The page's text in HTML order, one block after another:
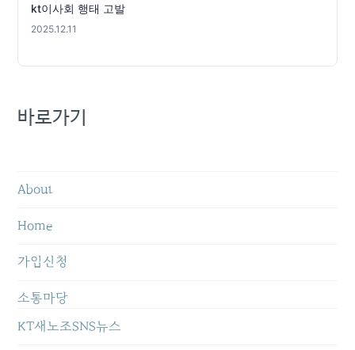
kt이사회 행태 고발
2025.12.11
바로가기
About
Home
가입신청
소통마당
KT새노조SNS뉴스